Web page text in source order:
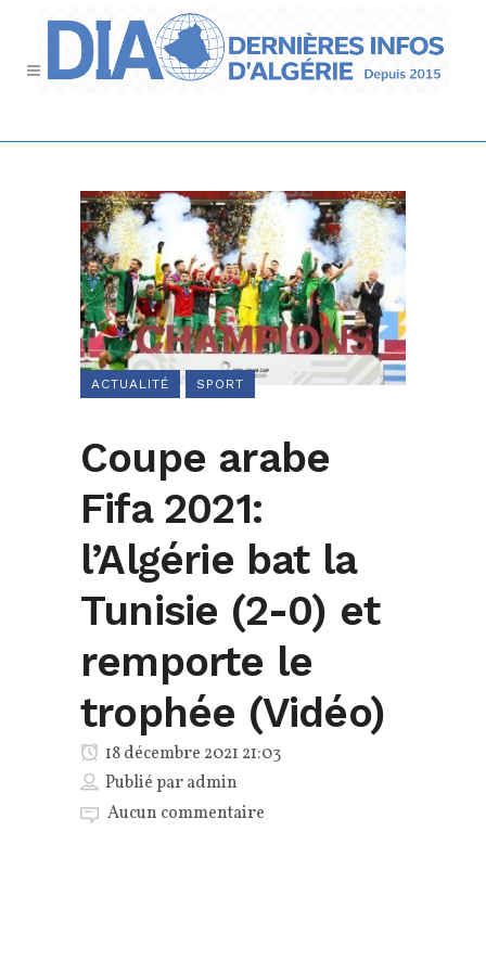
ACTUALITÉ SPORT
Coupe arabe
Fifa 2021:
l’Algérie bat la
Tunisie (2-0) et
remporte le
trophée (Vidéo)
18 décembre 2021 21:03
Publié paradmin
Aucun commentaire